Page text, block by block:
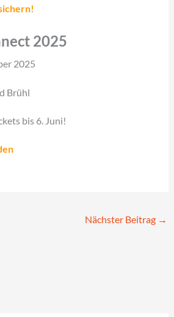
2025
2025
Brühl
bis 6. Juni!
Nächster Beitrag →